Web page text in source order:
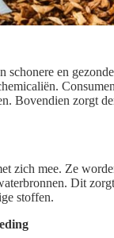
schonere en
Bovendien zorgt
zich mee. Ze
Dit
stoffen.